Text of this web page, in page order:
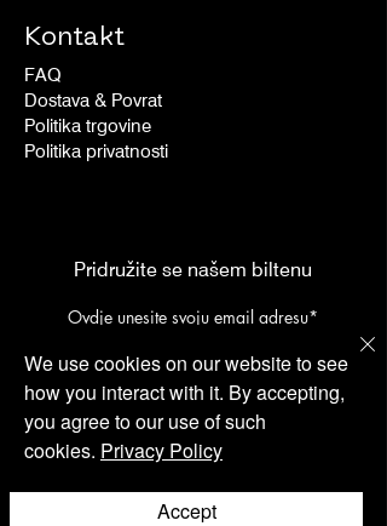
Kontakt
FAQ
Dostava & Povrat
Politika trgovine
Politika privatnosti
Pridružite se našem biltenu
I accept Terms & Conditions
Pošalji
We use cookies on our website to see
how you interact with it. By accepting,
you agree to our use of such
cookies. Privacy Policy
Accept